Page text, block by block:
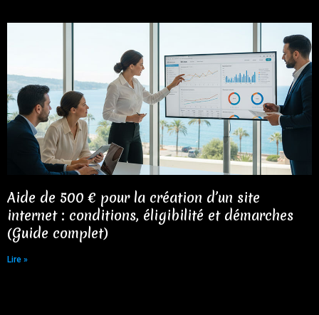
Aide de 500 € pour la création d’un site
internet : conditions, éligibilité et démarches
(Guide complet)
Lire »